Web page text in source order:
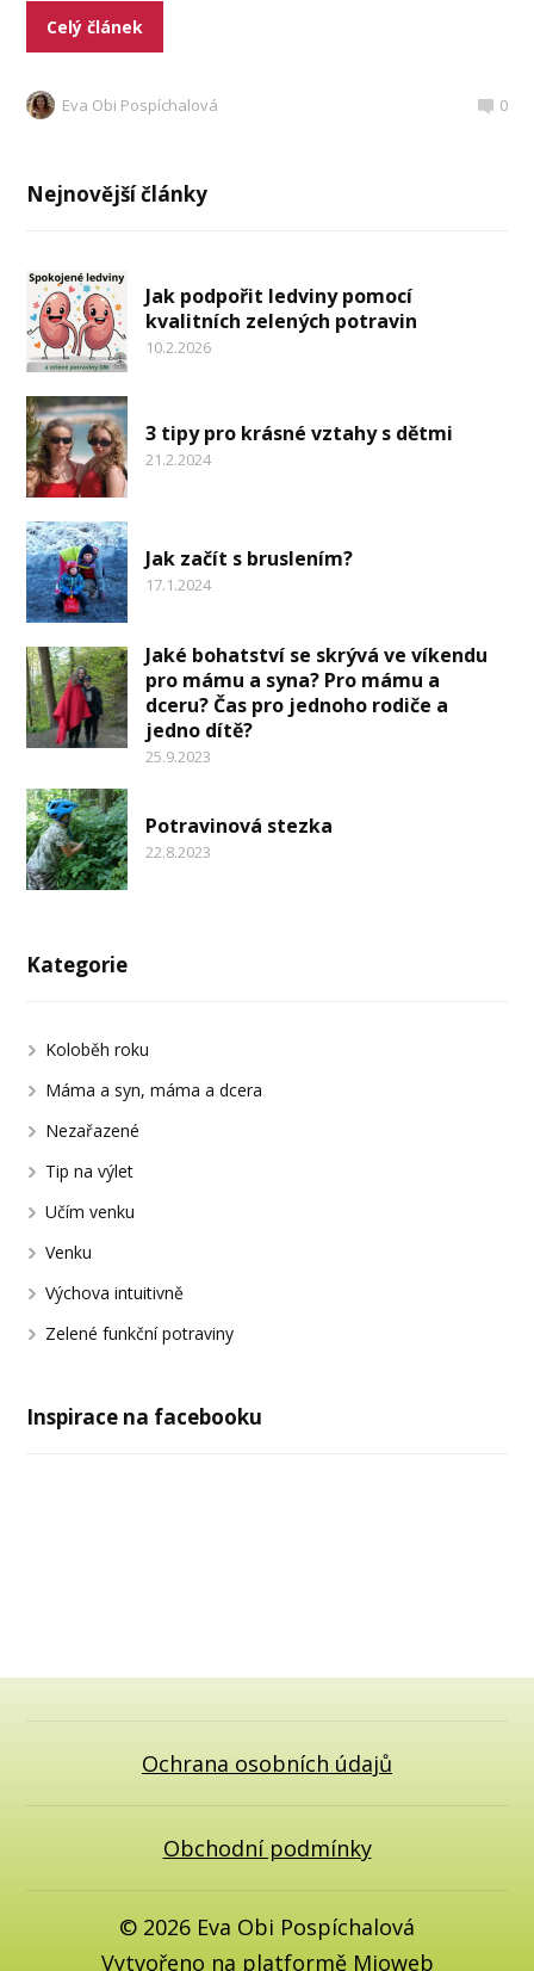
Celý článek
Eva Obi Pospíchalová 0
Nejnovější články
Jak podpořit ledviny pomocí
kvalitních zelených potravin
10.2.2026
3 tipy pro krásné vztahy s dětmi
21.2.2024
Jak začít s bruslením?
17.1.2024
Jaké bohatství se skrývá ve víkendu
pro mámu a syna? Pro mámu a
dceru? Čas pro jednoho rodiče a
jedno dítě?
25.9.2023
Potravinová stezka
22.8.2023
Kategorie
Koloběh roku
Máma a syn, máma a dcera
Nezařazené
Tip na výlet
Učím venku
Venku
Výchova intuitivně
Zelené funkční potraviny
Inspirace na facebooku
Ochrana osobních údajů
Obchodní podmínky
© 2026 Eva Obi Pospíchalová
Vytvořeno na platformě Mioweb